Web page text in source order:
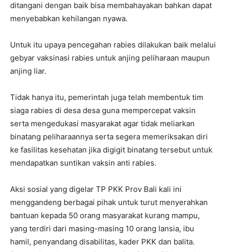
ditangani dengan baik bisa membahayakan bahkan dapat
menyebabkan kehilangan nyawa.
Untuk itu upaya pencegahan rabies dilakukan baik melalui
gebyar vaksinasi rabies untuk anjing peliharaan maupun
anjing liar.
Tidak hanya itu, pemerintah juga telah membentuk tim
siaga rabies di desa desa guna mempercepat vaksin
serta mengedukasi masyarakat agar tidak meliarkan
binatang peliharaannya serta segera memeriksakan diri
ke fasilitas kesehatan jika digigit binatang tersebut untuk
mendapatkan suntikan vaksin anti rabies.
Aksi sosial yang digelar TP PKK Prov Bali kali ini
menggandeng berbagai pihak untuk turut menyerahkan
bantuan kepada 50 orang masyarakat kurang mampu,
yang terdiri dari masing-masing 10 orang lansia, ibu
hamil, penyandang disabilitas, kader PKK dan balita.